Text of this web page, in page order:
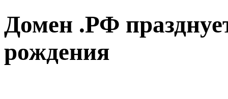
Домен .РФ
рождения